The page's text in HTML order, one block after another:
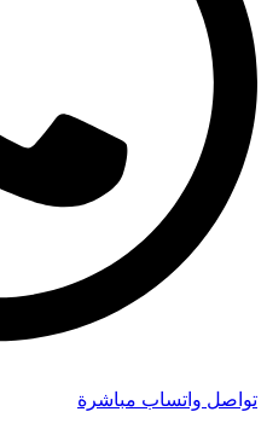
تواصل واتساب مباشرة